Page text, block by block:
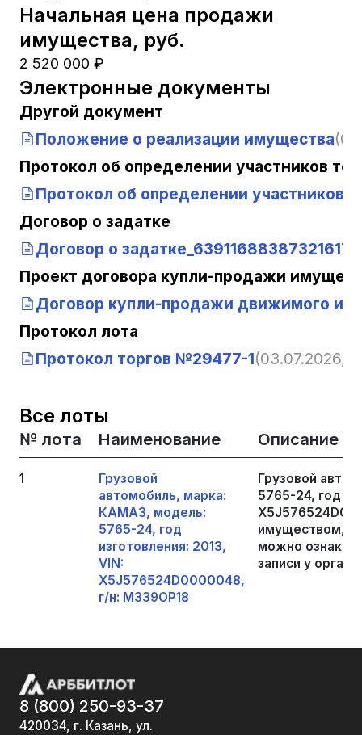
Начальная цена продажи
имущества, руб.
2 520 000 ₽
Электронные документы
Другой документ
Положение о реализации имущества
Протокол об определении участников
Протокол об определении участников
Договор о задатке
Договор о задатке_639116883873216178
Проект договора купли-продажи
Договор купли-продажи движимого
Протокол лота
Протокол торгов №29477-1(03.07.2026,
Все лоты
№ лота Наименование Описание
1
Грузовой
автомобиль, марка:
КАМАЗ, модель:
5765-24, год
изготовления: 2013,
VIN:
X5J576524D0000048,
г/н: М339ОР18
Грузовой
5765-24, год
имуществом,
можно
записи у
8 (800) 250-93-37
420034, г. Казань, ул.